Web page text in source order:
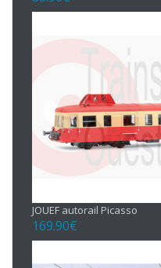
JOUEF autorail Picasso
169.90€